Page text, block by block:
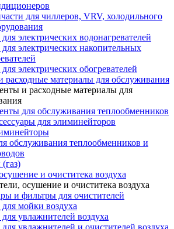
для чиллеров, VRV, холодильного
электрических водонагревателей
для электрических накопительных
электрических обогревателей
расходные материалы для обслуживания
и расходные материалы для
для обслуживания теплообменников
для элиминейторов
обслуживания теплообменников и
и очиститека воздуха
осушение и очиститека воздуха
и фильтры для очистителей
для мойки воздуха
для увлажнителей воздуха
для увлажнителей и очистителей воздуха